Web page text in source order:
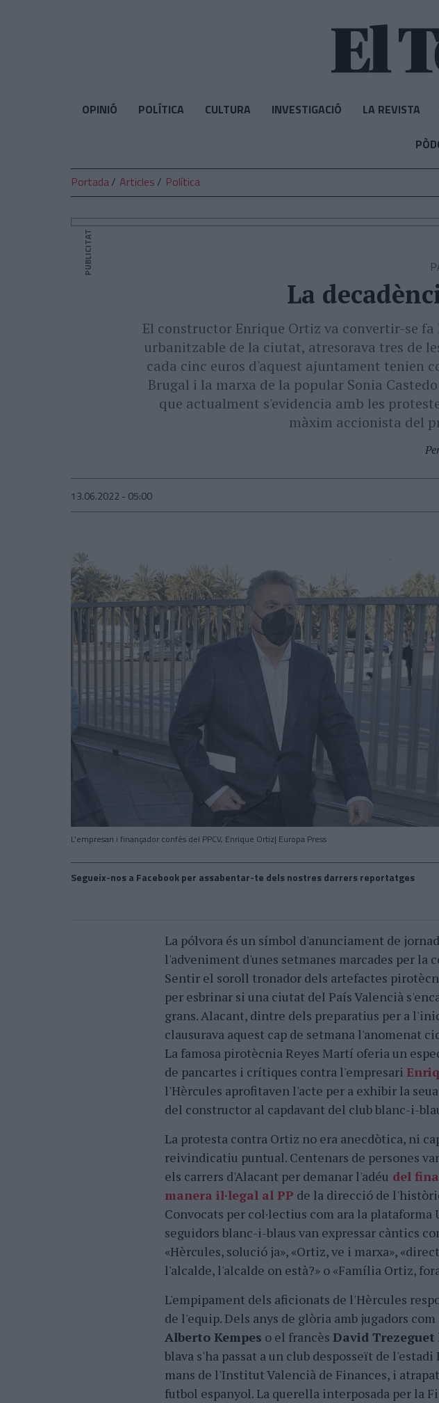
OPINIÓ POLÍTICA CULTURA INVESTIGACIÓ LA REVISTA
Portada Articles Política
PUBLICITAT
La
El constructor Enrique Ortiz va convertir-se
urbanitzable de la ciutat, atresorava tres de
cada cinc euros d'aquest ajuntament tenien
Brugal i la marxa de la popular Sonia
que actualment s'evidencia amb les
màxim accionista del
13.06.2022 - 05:00
L'empresari i finançador confés del PPCV, Enrique Ortiz| Europa Press
Segueix-nos a Facebook per assabentar-te dels nostres darrers reportatges
La pólvora és un símbol d'anunciament de
l'adveniment d'unes setmanes marcades per la
Sentir el soroll tronador dels artefactes
per esbrinar si una ciutat del País Valencià
grans. Alacant, dintre dels preparatius per a
clausurava aquest cap de setmana l'anomenat
La famosa pirotècnia Reyes Martí oferia un
de pancartes i crítiques contra l'empresari
l'Hèrcules aprofitaven l'acte per a exhibir la
del constructor al capdavant del club blanc-i-
La protesta contra Ortiz no era anecdòtica, ni
reivindicatiu puntual. Centenars de persones
els carrers d'Alacant per demanar l'adéu del
manera il·legal al PP de la direcció de
Convocats per col·lectius com ara la
seguidors blanc-i-blaus van expressar càntics
«Hèrcules, solució ja», «Ortiz, ve i marxa»,
l'alcalde, l'alcalde on està?» o «Família Ortiz,
L'empipament dels aficionats de l'Hèrcules
de l'equip. Dels anys de glòria amb jugadors
Alberto Kempes o el francès David Trezeguet
blava s'ha passat a un club desposseït de
mans de l'Institut Valencià de Finances, i
futbol espanyol. La querella interposada per la